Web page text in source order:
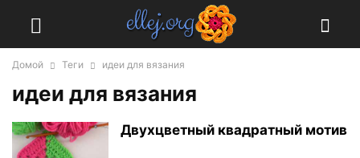
Домой Теги идеи для вязания
идеи для вязания
Двухцветный квадратный мотив